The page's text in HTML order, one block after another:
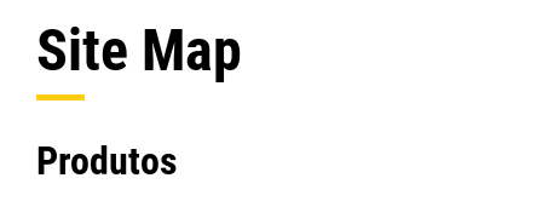
Site Map
Produtos